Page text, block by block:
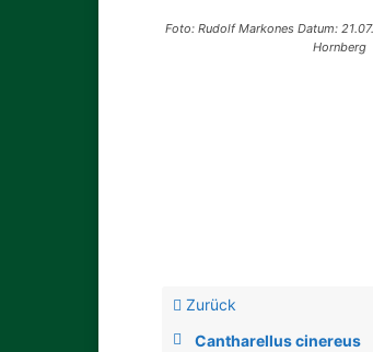
Foto: Rudolf Markones Datum:
Hornberg
Zurück
Cantharellus cinereus